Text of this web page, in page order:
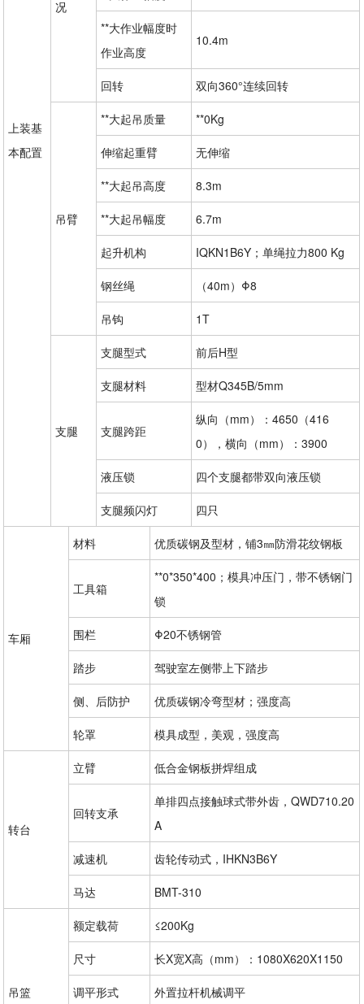
上装基
本配置
况
**大作业幅度时
作业高度
10.4m
回转 双向360°连续回转
吊臂
**大起吊质量 **0Kg
伸缩起重臂 无伸缩
**大起吊高度 8.3m
**大起吊幅度 6.7m
起升机构 IQKN1B6Y；单绳拉力800 Kg
钢丝绳 （40m）Φ8
吊钩 1T
支腿
支腿型式 前后H型
支腿材料 型材Q345B/5mm
支腿跨距
纵向（mm）：4650（416
0），横向（mm）：3900
液压锁 四个支腿都带双向液压锁
支腿频闪灯 四只
车厢
材料 优质碳钢及型材，铺3㎜防滑花纹钢板
工具箱
**0*350*400；模具冲压门，带不锈钢门
锁
围栏 Φ20不锈钢管
踏步 驾驶室左侧带上下踏步
侧、后防护 优质碳钢冷弯型材；强度高
轮罩 模具成型，美观，强度高
转台
立臂 低合金钢板拼焊组成
回转支承
单排四点接触球式带外齿，QWD710.20
A
减速机 齿轮传动式，IHKN3B6Y
马达 BMT-310
吊篮
额定载荷 ≤200Kg
尺寸 长X宽X高（mm）：1080X620X1150
调平形式 外置拉杆机械调平